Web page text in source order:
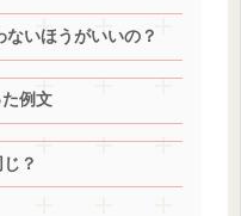
いほうがいいの？
例文
？